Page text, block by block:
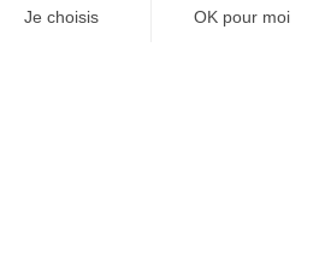
SUIVEZ-NOUS